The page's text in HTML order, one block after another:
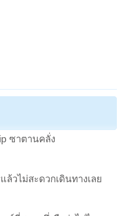
ซาตานคลั่ง
วไม่สะดวกเดินทางเลย